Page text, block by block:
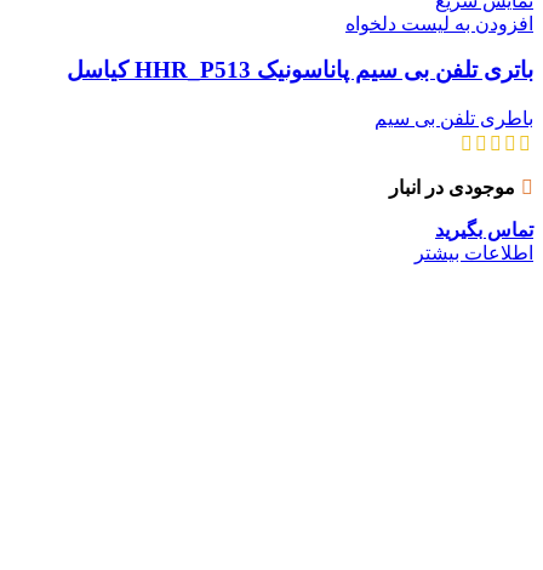
افزودن به لیست دلخواه
باتری تلفن بی سیم پاناسونیک HHR_P513 کیاسل
باطری تلفن بی سیم
موجودی در انبار
تماس بگیرید
اطلاعات بیشتر